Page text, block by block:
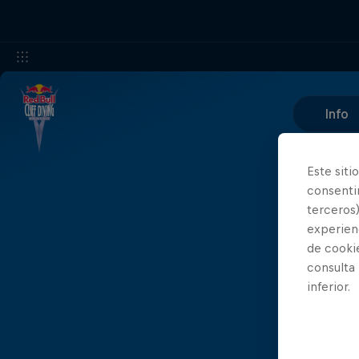
Info
Este
de
consulta
inferior.